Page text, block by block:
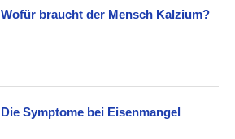
Wofür braucht der Mensch Kalzium?
Die Symptome bei Eisenmangel